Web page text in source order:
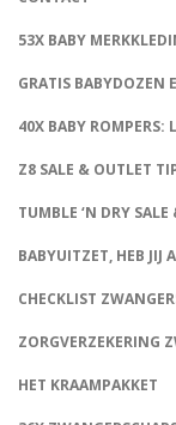
53X BABY
GRATIS BABYDOZEN
40X BABY ROMPERS:
Z8 SALE & OUTLET
TUMBLE ‘N DRY
BABYUITZET, HEB JIJ
CHECKLIST
ZORGVERZEKERING
HET KRAAMPAKKET